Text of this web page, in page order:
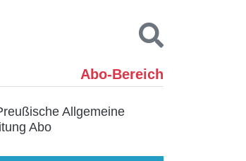
Abo-Bereich
Kontakt